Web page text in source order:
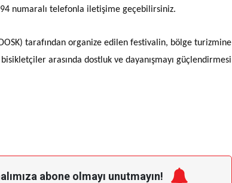
numaralı telefonla iletişime geçebilirsiniz.
tarafından organize edilen festivalin, bölge turizmine
arasında dostluk ve dayanışmayı güçlendirmesi
abone olmayı unutmayın!